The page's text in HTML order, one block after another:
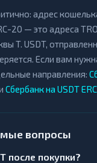
адрес
20 — это адреса
T. USDT,
Если вам
направления:
Сбербанк на USDT
вопросы
после покупки?